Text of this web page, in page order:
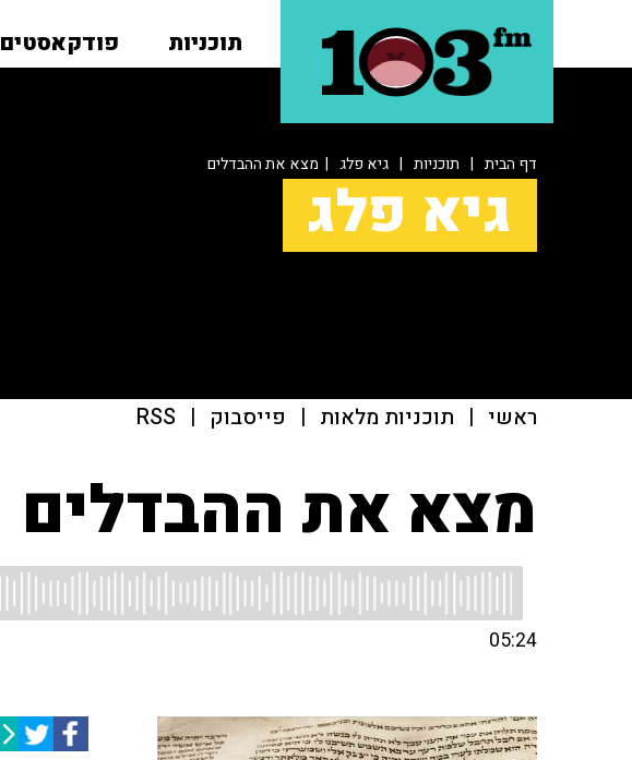
תוכניות פודקאסטים
דף הבית | תוכניות | גיא פלג | מצא את ההבדלים
גיא פלג
ראשי | תוכניות מלאות | פייסבוק |
RSS
מצא את ההבדלים
05:24